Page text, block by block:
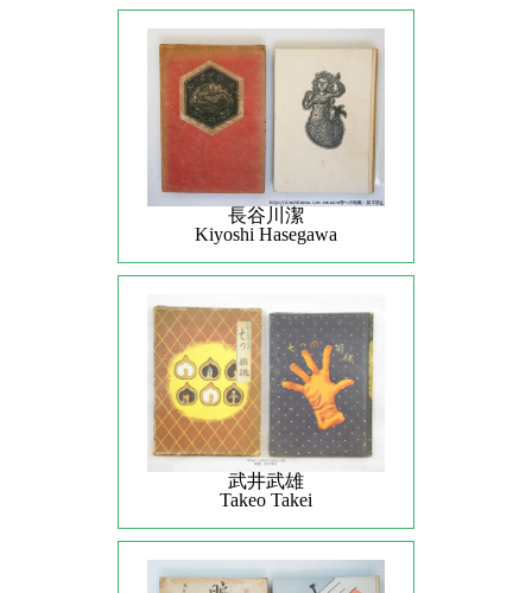
長谷川潔
Kiyoshi Hasegawa
武井武雄
Takeo Takei